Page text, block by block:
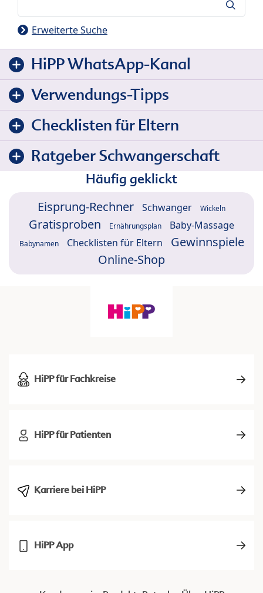
Erweiterte Suche
HiPP WhatsApp-Kanal
Verwendungs-Tipps
Checklisten für Eltern
Ratgeber Schwangerschaft
Häufig geklickt
Eisprung-Rechner Schwanger Wickeln
Gratisproben Ernährungsplan Baby-Massage
Babynamen Checklisten für Eltern
Gewinnspiele
Online-Shop
HiPP für Fachkreise
HiPP für Patienten
Karriere bei HiPP
HiPP App